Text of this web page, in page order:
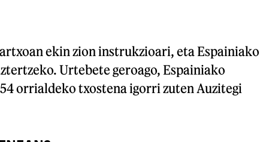
ekin zion instrukzioari, eta Espainiako
Urtebete geroago, Espainiako
orrialdeko txostena igorri zuten Auzitegi